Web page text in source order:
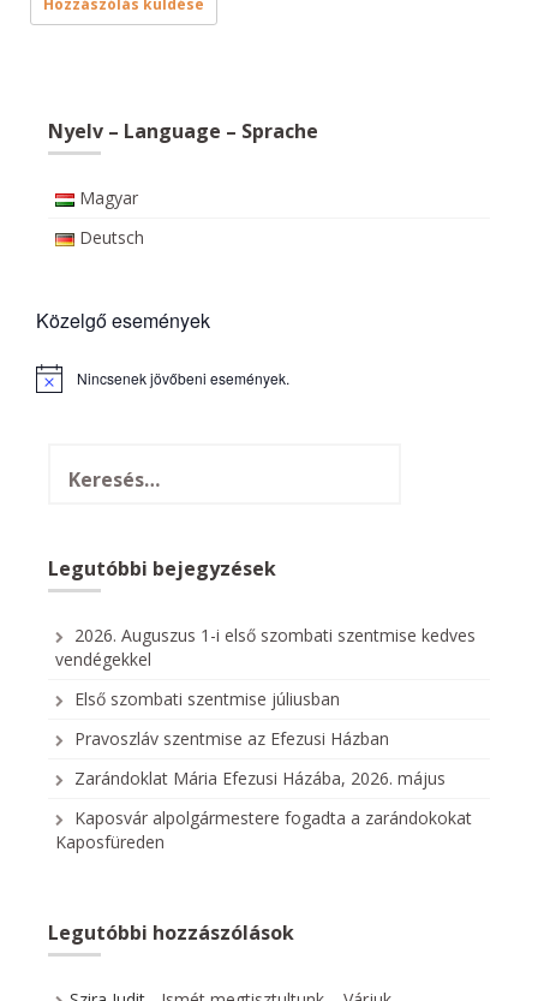
Nyelv – Language – Sprache
Magyar
Deutsch
Közelgő események
N
Nincsenek jövőbeni események.
Legutóbbi bejegyzések
2026. Auguszus 1-i első szombati szentmise kedves
vendégekkel
Első szombati szentmise júliusban
Pravoszláv szentmise az Efezusi Házban
Zarándoklat Mária Efezusi Házába, 2026. május
Kaposvár alpolgármestere fogadta a zarándokokat
Kaposfüreden
Legutóbbi hozzászólások